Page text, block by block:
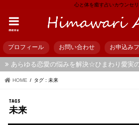
心と体を癒す占いカウンセ
menu
プロフィール お問い合わせ お申込み
あらゆる恋愛の悩みを解決☆ひまわり愛実
HOME タグ : 未来
未来